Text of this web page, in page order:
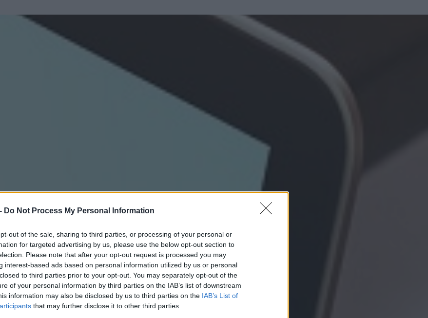
Do Not Process My Personal Information
out of the sale, sharing to third parties, or processing of your personal or
for targeted advertising by us, please use the below opt-out section to
Please note that after your opt-out request is processed you may
interest-based ads based on personal information utilized by us or personal
to third parties prior to your opt-out. You may separately opt-out of the
of your personal information by third parties on the IAB’s list of downstream
information may also be disclosed by us to third parties on the IAB’s List of
that may further disclose it to other third parties.